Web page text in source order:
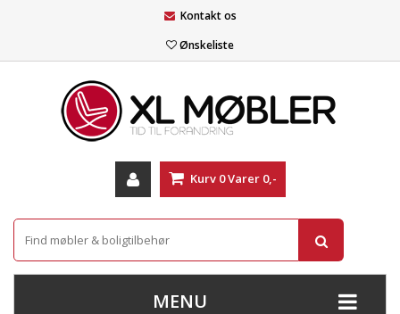
Kontakt os
Ønskeliste
Kurv 0Varer 0,-
MENU